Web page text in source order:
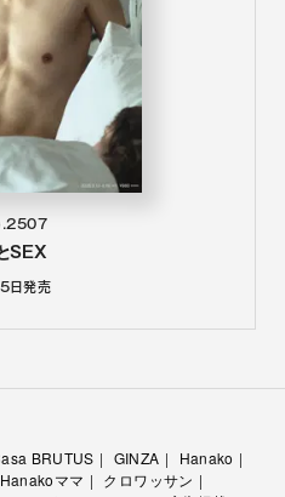
SEX
日発売
BRUTUS GINZA
Hanako
Hanakoママ
クロワッサン